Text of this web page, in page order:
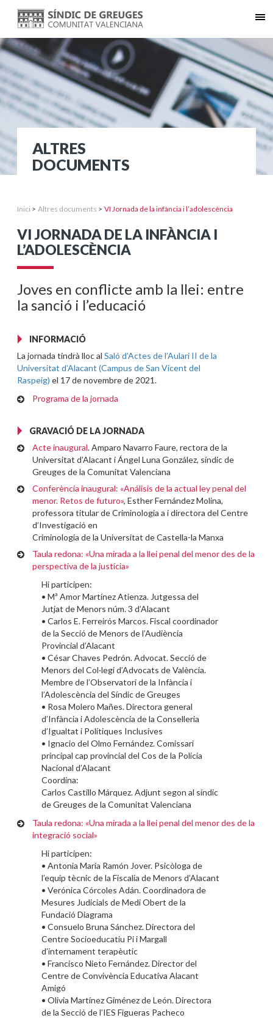
ALTRES
DOCUMENTS
Inici > Altres documents > VI Jornada de la infància i l’adolescència
VI JORNADA DE LA INFÀNCIA I
L’ADOLESCÈNCIA
Joves en conflicte amb la llei: entre
la sanció i l’educació
INFORMACIÓ
La jornada tindrà lloc al Saló d’Actes de l’Aulari II de la
Universitat d’Alacant (Campus de San Vicent del
Raspeig) el 17 de novembre de 2021.
Programa de la jornada
GRAVACIÓ DE LA JORNADA
Acte inaugural. Amparo Navarro Faure, rectora de la
Universitat d’Alacant i Ángel Luna González, síndic de
Greuges de la Comunitat Valenciana
Conferència inaugural: «Análisis de la actual ley penal del
menor. Retos de futuro», Esther Fernández Molina,
professora titular de Criminologia a i directora del Centre
d’Investigació en
Criminologia de la Universitat de Castella-la Manxa
Taula redona: «Una mirada a la llei penal del menor des de la
perspectiva de la justícia»
Hi participen:
• Mª Amor Martínez Atienza. Jutgessa del
Jutjat de Menors núm. 3 d’Alacant
• Carlos E. Ferreirós Marcos. Fiscal coordinador
de la Secció de Menors de l’Audiència
Provincial d’Alacant
• César Chaves Pedrón. Advocat. Secció de
Menors del Col·legi d’Advocats de València.
Membre de l’Observatori de la Infància i
l’Adolescència del Síndic de Greuges
• Rosa Molero Mañes. Directora general
d’Infància i Adolescència de la Conselleria
d’Igualtat i Polítiques Inclusives
• Ignacio del Olmo Fernández. Comissari
principal cap provincial del Cos de la Policia
Nacional d’Alacant
Coordina:
Carlos Castillo Márquez. Adjunt segon al síndic
de Greuges de la Comunitat Valenciana
Taula redona: «Una mirada a la llei penal del menor des de la
integració social»
Hi participen:
• Antonia María Ramón Jover. Psicòloga de
l’equip tècnic de la Fiscalia de Menors d’Alacant
• Verónica Córcoles Adán. Coordinadora de
Mesures Judicials de Medi Obert de la
Fundació Diagrama
• Consuelo Bruna Sánchez. Directora del
Centre Socioeducatiu Pi i Margall
d’internament terapèutic
• Francisco Nieto Fernández. Director del
Centre de Convivència Educativa Alacant
Amigó
• Olivia Martínez Giménez de León. Directora
de la Secció de l’IES Figueras Pacheco